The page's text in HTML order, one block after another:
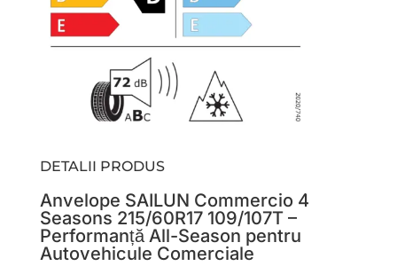
DETALII PRODUS
Anvelope SAILUN Commercio 4
Seasons 215/60R17 109/107T –
Performanță All-Season pentru
Autovehicule Comerciale